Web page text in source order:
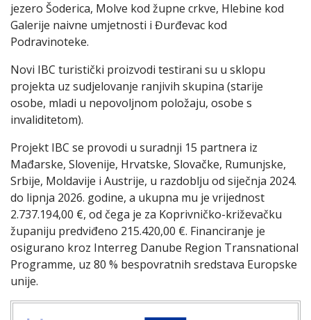
jezero Šoderica, Molve kod župne crkve, Hlebine kod
Galerije naivne umjetnosti i Đurđevac kod
Podravinoteke.
Novi IBC turistički proizvodi testirani su u sklopu
projekta uz sudjelovanje ranjivih skupina (starije
osobe, mladi u nepovoljnom položaju, osobe s
invaliditetom).
Projekt IBC se provodi u suradnji 15 partnera iz
Mađarske, Slovenije, Hrvatske, Slovačke, Rumunjske,
Srbije, Moldavije i Austrije, u razdoblju od siječnja 2024.
do lipnja 2026. godine, a ukupna mu je vrijednost
2.737.194,00 €, od čega je za Koprivničko-križevačku
županiju predviđeno 215.420,00 €. Financiranje je
osigurano kroz Interreg Danube Region Transnational
Programme, uz 80 % bespovratnih sredstava Europske
unije.